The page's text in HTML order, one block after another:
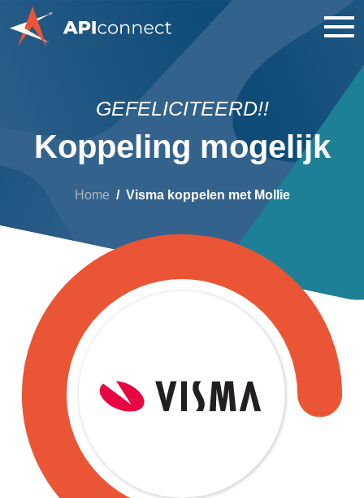
GEFELICITEERD!!
Koppeling mogelijk
Home Visma koppelen met Mollie